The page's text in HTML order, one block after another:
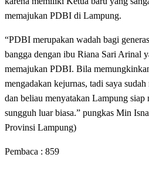
memajukan PDBI di Lampung.
“PDBI merupakan wadah bagi
bangga dengan ibu Riana Sari Arinal
memajukan PDBI. Bila
mengadakan kejurnas, tadi saya
dan beliau menyatakan Lampung siap
sungguh luar biasa.” pungkas Min
Provinsi Lampung)
Pembaca : 859